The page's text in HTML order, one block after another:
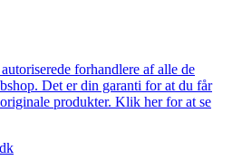
forhandlere af alle de
Det er din garanti for at du får
produkter. Klik her for at se